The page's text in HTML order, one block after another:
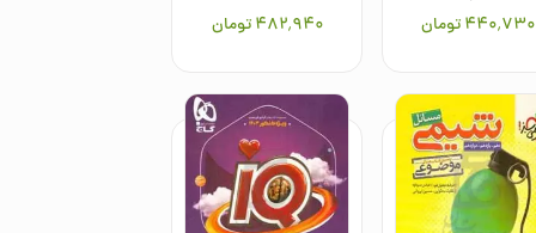
۴۴۰٬۷۳۰ تومان ۴۸۲٬۹۴۰ تومان